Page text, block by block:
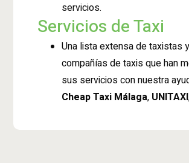
servicios.
Servicios de Taxi
Una lista extensa de taxistas y
compañías de taxis que han
sus servicios con nuestra
Cheap Taxi Málaga, UNITAXI